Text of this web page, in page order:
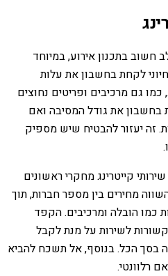
חשוב בתכנון אירוע, במיוחד
לקחת בחשבון את עלות
כמו גם מרכיבים ופריטים נחוצים
את גודל המסיבה ואם
זה יעזור להבטיח שיש מספיק
קייטרינג מחקרי ראשונים
מחירים בין מספר חברות, תוך
כמו הובלה ומרכיבים. הקפד
לשירות על מנת לקבל
בסך הכל. בנוסף, אל תשכח להביא
רלוונטי.